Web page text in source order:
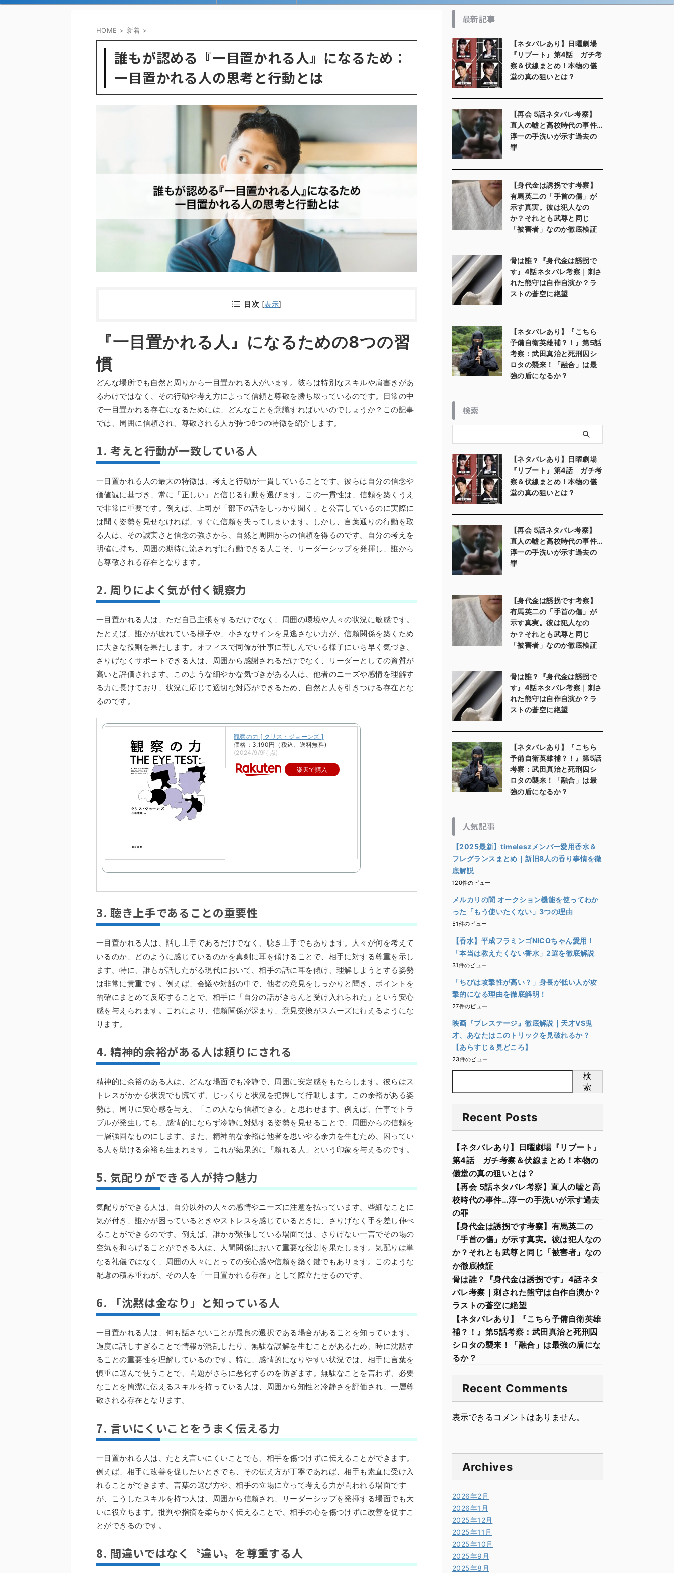
HOME > 新着 >
誰もが認める『一目置かれる人』になるため：
一目置かれる人の思考と行動とは
目次 [表示]
『一目置かれる人』になるための8つの習
慣
どんな場所でも自然と周りから一目置かれる人がいます。彼らは特別なスキルや肩書きがあ
るわけではなく、その行動や考え方によって信頼と尊敬を勝ち取っているのです。日常の中
で一目置かれる存在になるためには、どんなことを意識すればいいのでしょうか？この記事
では、周囲に信頼され、尊敬される人が持つ8つの特徴を紹介します。
1. 考えと行動が一致している人
一目置かれる人の最大の特徴は、考えと行動が一貫していることです。彼らは自分の信念や
価値観に基づき、常に「正しい」と信じる行動を選びます。この一貫性は、信頼を築くうえ
で非常に重要です。例えば、上司が「部下の話をしっかり聞く」と公言しているのに実際に
は聞く姿勢を見せなければ、すぐに信頼を失ってしまいます。しかし、言葉通りの行動を取
る人は、その誠実さと信念の強さから、自然と周囲からの信頼を得るのです。自分の考えを
明確に持ち、周囲の期待に流されずに行動できる人こそ、リーダーシップを発揮し、誰から
も尊敬される存在となります。
2. 周りによく気が付く観察力
一目置かれる人は、ただ自己主張をするだけでなく、周囲の環境や人々の状況に敏感です。
たとえば、誰かが疲れている様子や、小さなサインを見逃さない力が、信頼関係を築くため
に大きな役割を果たします。オフィスで同僚が仕事に苦しんでいる様子にいち早く気づき、
さりげなくサポートできる人は、周囲から感謝されるだけでなく、リーダーとしての資質が
高いと評価されます。このような細やかな気づきがある人は、他者のニーズや感情を理解す
る力に長けており、状況に応じて適切な対応ができるため、自然と人を引きつける存在とな
るのです。
観察の力 [ クリス・ジョーンズ ]
価格：3,190円（税込、送料無料)
(2024/9/9時点)
楽天で購入
3. 聴き上手であることの重要性
一目置かれる人は、話し上手であるだけでなく、聴き上手でもあります。人々が何を考えて
いるのか、どのように感じているのかを真剣に耳を傾けることで、相手に対する尊重を示し
ます。特に、誰もが話したがる現代において、相手の話に耳を傾け、理解しようとする姿勢
は非常に貴重です。例えば、会議や対話の中で、他者の意見をしっかりと聞き、ポイントを
的確にまとめて反応することで、相手に「自分の話がきちんと受け入れられた」という安心
感を与えられます。これにより、信頼関係が深まり、意見交換がスムーズに行えるようにな
ります。
4. 精神的余裕がある人は頼りにされる
精神的に余裕のある人は、どんな場面でも冷静で、周囲に安定感をもたらします。彼らはス
トレスがかかる状況でも慌てず、じっくりと状況を把握して行動します。この余裕がある姿
勢は、周りに安心感を与え、「この人なら信頼できる」と思わせます。例えば、仕事でトラ
ブルが発生しても、感情的にならず冷静に対処する姿勢を見せることで、周囲からの信頼を
一層強固なものにします。また、精神的な余裕は他者を思いやる余力を生むため、困ってい
る人を助ける余裕も生まれます。これが結果的に「頼れる人」という印象を与えるのです。
5. 気配りができる人が持つ魅力
気配りができる人は、自分以外の人々の感情やニーズに注意を払っています。些細なことに
気が付き、誰かが困っているときやストレスを感じているときに、さりげなく手を差し伸べ
ることができるのです。例えば、誰かが緊張している場面では、さりげない一言でその場の
空気を和らげることができる人は、人間関係において重要な役割を果たします。気配りは単
なる礼儀ではなく、周囲の人々にとっての安心感や信頼を築く鍵でもあります。このような
配慮の積み重ねが、その人を「一目置かれる存在」として際立たせるのです。
6. 「沈黙は金なり」と知っている人
一目置かれる人は、何も話さないことが最良の選択である場合があることを知っています。
過度に話しすぎることで情報が混乱したり、無駄な誤解を生むことがあるため、時に沈黙す
ることの重要性を理解しているのです。特に、感情的になりやすい状況では、相手に言葉を
慎重に選んで使うことで、問題がさらに悪化するのを防ぎます。無駄なことを言わず、必要
なことを簡潔に伝えるスキルを持っている人は、周囲から知性と冷静さを評価され、一層尊
敬される存在となります。
7. 言いにくいことをうまく伝える力
一目置かれる人は、たとえ言いにくいことでも、相手を傷つけずに伝えることができます。
例えば、相手に改善を促したいときでも、その伝え方が丁寧であれば、相手も素直に受け入
れることができます。言葉の選び方や、相手の立場に立って考える力が問われる場面です
が、こうしたスキルを持つ人は、周囲から信頼され、リーダーシップを発揮する場面でも大
いに役立ちます。批判や指摘を柔らかく伝えることで、相手の心を傷つけずに改善を促すこ
とができるのです。
8. 間違いではなく〝違い〟を尊重する人
最新記事
【ネタバレあり】日曜劇場
『リブート』第4話 ガチ考
察＆伏線まとめ！本物の儀
堂の真の狙いとは？
【再会 5話ネタバレ考察】
直人の嘘と高校時代の事件…
淳一の手洗いが示す過去の
罪
【身代金は誘拐です考察】
有馬英二の「手首の傷」が
示す真実。彼は犯人なの
か？それとも武尊と同じ
「被害者」なのか徹底検証
骨は誰？『身代金は誘拐で
す』4話ネタバレ考察｜刺さ
れた熊守は自作自演か？ラ
ストの蒼空に絶望
【ネタバレあり】『こちら
予備自衛英雄補？！』第5話
考察：武田真治と死刑囚シ
ロタの襲来！「融合」は最
強の盾になるか？
検索
【ネタバレあり】日曜劇場
『リブート』第4話 ガチ考
察＆伏線まとめ！本物の儀
堂の真の狙いとは？
【再会 5話ネタバレ考察】
直人の嘘と高校時代の事件…
淳一の手洗いが示す過去の
罪
【身代金は誘拐です考察】
有馬英二の「手首の傷」が
示す真実。彼は犯人なの
か？それとも武尊と同じ
「被害者」なのか徹底検証
骨は誰？『身代金は誘拐で
す』4話ネタバレ考察｜刺さ
れた熊守は自作自演か？ラ
ストの蒼空に絶望
【ネタバレあり】『こちら
予備自衛英雄補？！』第5話
考察：武田真治と死刑囚シ
ロタの襲来！「融合」は最
強の盾になるか？
人気記事
【2025最新】timeleszメンバー愛用香水＆
フレグランスまとめ｜新旧8人の香り事情を徹
底解説
120件のビュー
メルカリの闇 オークション機能を使ってわか
った「もう使いたくない」3つの理由
51件のビュー
【香水】平成フラミンゴNICOちゃん愛用！
「本当は教えたくない香水」2選を徹底解説
31件のビュー
「ちびは攻撃性が高い？」身長が低い人が攻
撃的になる理由を徹底解明！
27件のビュー
映画『プレステージ』徹底解説｜天才VS鬼
才、あなたはこのトリックを見破れるか？
【あらすじ＆見どころ】
23件のビュー
検
索
Recent Posts
【ネタバレあり】日曜劇場『リブート』
第4話 ガチ考察＆伏線まとめ！本物の
儀堂の真の狙いとは？
【再会 5話ネタバレ考察】直人の嘘と高
校時代の事件…淳一の手洗いが示す過去
の罪
【身代金は誘拐です考察】有馬英二の
「手首の傷」が示す真実。彼は犯人なの
か？それとも武尊と同じ「被害者」なの
か徹底検証
骨は誰？『身代金は誘拐です』4話ネタ
バレ考察｜刺された熊守は自作自演か？
ラストの蒼空に絶望
【ネタバレあり】『こちら予備自衛英雄
補？！』第5話考察：武田真治と死刑囚
シロタの襲来！「融合」は最強の盾にな
るか？
Recent Comments
表示できるコメントはありません。
Archives
2026年2月
2026年1月
2025年12月
2025年11月
2025年10月
2025年9月
2025年8月